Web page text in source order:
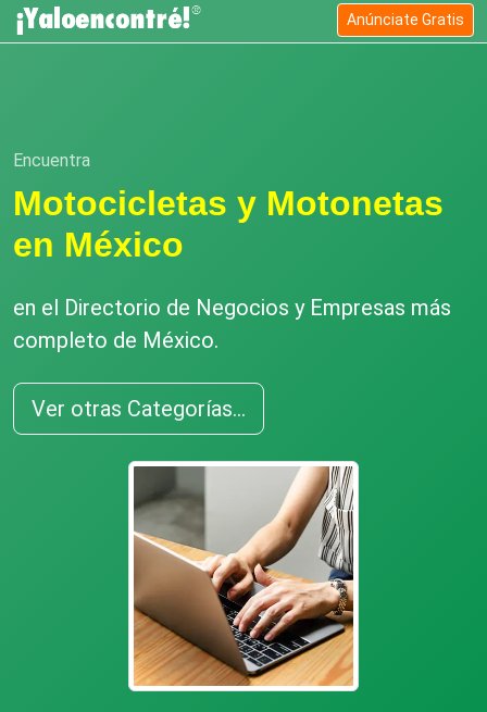
Anúnciate Gratis
Encuentra
Motocicletas y Motonetas
en México
en el Directorio de Negocios y Empresas más
completo de México.
Ver otras Categorías...